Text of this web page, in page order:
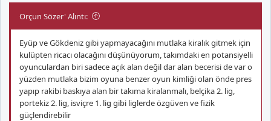
Orçun Sözer' Alıntı:
Eyüp ve Gökdeniz gibi yapmayacağını mutlaka kiralık gitmek için
kulüpten ricacı olacağını düşünüyorum, takımdaki en potansiyelli
oyunculardan biri sadece açık alan değil dar alan becerisi de var o
yüzden mutlaka bizim oyuna benzer oyun kimliği olan önde pres
yapıp rakibi baskıya alan bir takıma kiralanmalı, belçika 2. lig,
portekiz 2. lig, isviçre 1. lig gibi liglerde özgüven ve fizik
güçlendirebilir